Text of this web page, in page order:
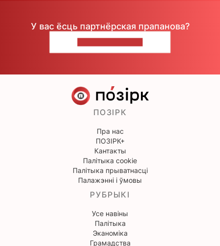
У вас ёсць партнёрская прапанова?
ПОЗІРК
Пра нас
ПОЗІРК+
Кантакты
Палітыка cookie
Палітыка прыватнасці
Палажэнні і ўмовы
РУБРЫКІ
Усе навіны
Палітыка
Эканоміка
Грамадства